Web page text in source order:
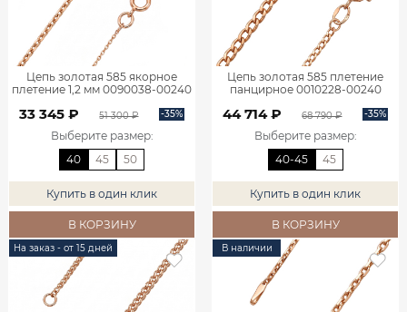
Цепь золотая 585 якорное
плетение 1,2 мм 0090038-00240
33 345 ₽ 51 300 ₽ -35%
Выберите размер:
40
45 50
Купить в один клик
В КОРЗИНУ
Цепь золотая 585 плетение
панцирное 0010228-00240
44 714 ₽ 68 790 ₽ -35%
Выберите размер:
40-45
45
Купить в один клик
В КОРЗИНУ
На заказ - от 15 дней В наличии